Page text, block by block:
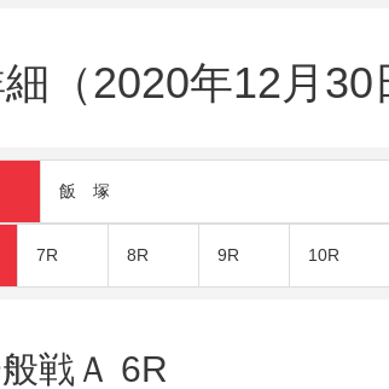
（2020年12月30
飯 塚
7R 8R 9R 10R
戦Ａ 6R